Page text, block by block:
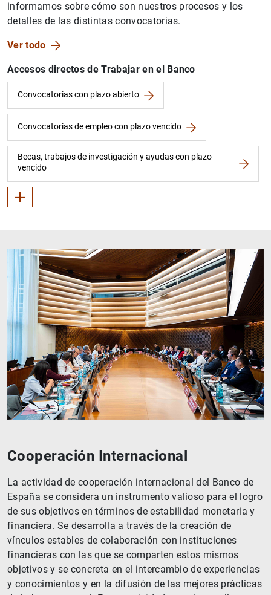
informamos sobre cómo son nuestros procesos y los
detalles de las distintas convocatorias.
Ver todo
Accesos directos de Trabajar en el Banco
Convocatorias con plazo abierto
Convocatorias de empleo con plazo vencido
Becas, trabajos de investigación y ayudas con plazo
vencido
Cómo son nuestros procesos selectivos
Trabajar en un banco central
Cooperación Internacional
La actividad de cooperación internacional del Banco de
España se considera un instrumento valioso para el logro
de sus objetivos en términos de estabilidad monetaria y
financiera. Se desarrolla a través de la creación de
vínculos estables de colaboración con instituciones
financieras con las que se comparten estos mismos
objetivos y se concreta en el intercambio de experiencias
y conocimientos y en la difusión de las mejores prácticas